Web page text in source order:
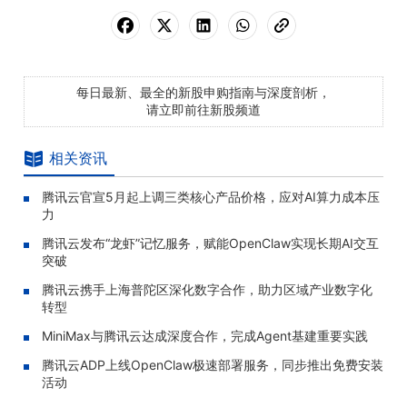
每日最新、最全的新股申购指南与深度剖析，
请立即前往新股频道
相关资讯
腾讯云官宣5月起上调三类核心产品价格，应对AI算力成本压
力
腾讯云发布“龙虾”记忆服务，赋能OpenClaw实现长期AI交互
突破
腾讯云携手上海普陀区深化数字合作，助力区域产业数字化
转型
MiniMax与腾讯云达成深度合作，完成Agent基建重要实践
腾讯云ADP上线OpenClaw极速部署服务，同步推出免费安装
活动